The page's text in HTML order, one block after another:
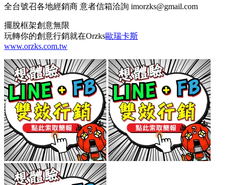
全台號召各地經銷商 意者信箱洽詢 imorzks@gmail.com
擺脫框架創意無限
玩轉你的創意行銷就在Orzks歐瑞卡斯
www.orzks.com.tw